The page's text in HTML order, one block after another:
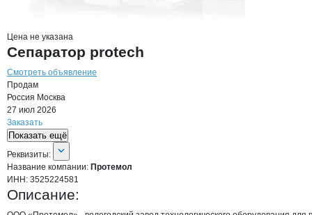
Цена не указана
Сепаратор protech
Смотреть объявление
Продам
Россия Москва
27 июл 2026
Заказать
Показать ещё
О компании
Реквизиты
Реквизиты:
Название компании: Протемол
ИНН: 3525224581
Описание: